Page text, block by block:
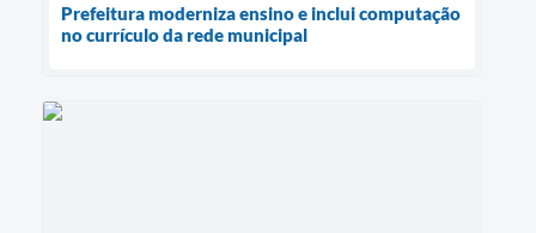
Prefeitura moderniza ensino e inclui computação
no currículo da rede municipal